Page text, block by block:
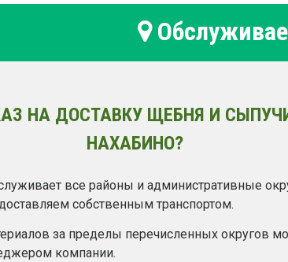
НА ДОСТАВКУ ЩЕБНЯ И
НАХАБИНО?
все районы и административные
собственным транспортом.
за пределы перечисленных округов
компании.